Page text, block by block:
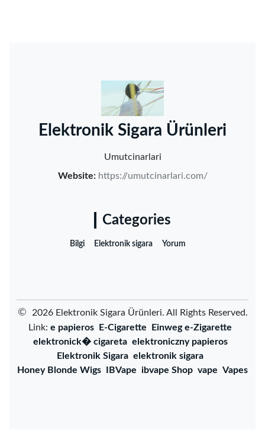
‌Elektronik Sigara Ürünleri‌
Umutcinarlari
Website: https://umutcinarlari.com/
Categories
Bilgi Elektronik sigara Yorum
©
2026 ‌Elektronik Sigara Ürünleri‌. All Rights Reserved.
Link: e papieros E-Cigarette
Einweg e-Zigarette
elektronick� cigareta elektroniczny papieros
Elektronik Sigara elektronik sigara
Honey Blonde Wigs
IBVape ibvape Shop vape Vapes